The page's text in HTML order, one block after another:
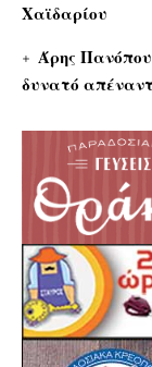
Χαϊδαρίου
Άρης
δυνατό